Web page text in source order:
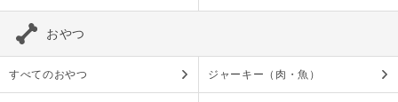
おやつ
すべてのおやつ ジャーキー（肉・魚）